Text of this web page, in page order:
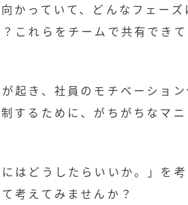
かっていて、どんなフェーズ
これらをチームで共有でき
起き、社員のモチベーショ
するために、がちがちなマ
はどうしたらいいか。」を
考えてみませんか？